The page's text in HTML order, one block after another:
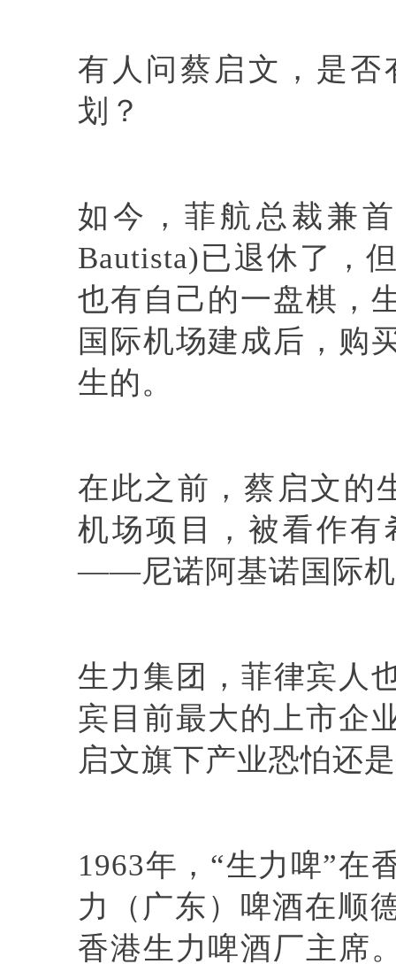
有人问蔡启文，是
划？
如今，菲航总裁兼
Bautista)已退休了，
也有自己的一盘棋，
国际机场建成后，购
生的。
在此之前，蔡启文的
机场项目，被看作
——尼诺阿基诺国际
生力集团，菲律宾人
宾目前最大的上市企
启文旗下产业恐怕还
1963年，“生力啤”在
力（广东）啤酒在顺
香港生力啤酒厂主席